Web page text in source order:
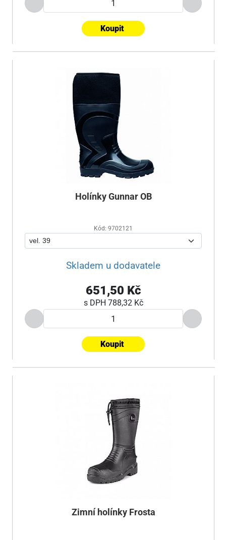
Koupit
Holínky Gunnar OB
Kód: 9702121
Skladem u dodavatele
651,50 Kč
s DPH 788,32 Kč
Koupit
Zimní holínky Frosta